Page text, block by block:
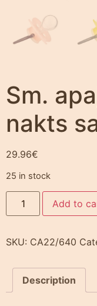
Sm.
nakts
29.96€
25 in stock
Add to
SKU: CA22/640
Description